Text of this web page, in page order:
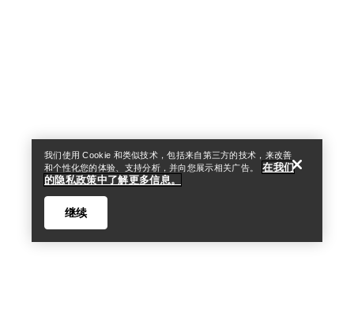
我们使用 Cookie 和类似技术，包括来自第三方的技术，来改善
和个性化您的体验、支持分析，并向您展示相关广告。
在我们
的隐私政策中了解更多信息。
继续